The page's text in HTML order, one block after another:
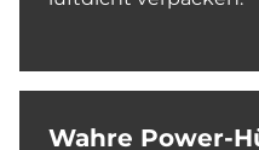
Wahre Power-